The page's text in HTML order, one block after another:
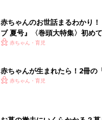
赤ちゃんのお世話まるわかり
ブ 夏号』〈巻頭大特集〉初め
く！ おっぱい・ミルクの基本
赤ちゃん・育児
赤ちゃんが生まれたら！2冊の
赤ちゃん・育児